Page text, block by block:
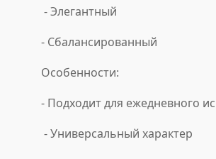
- Элегантный
- Сбалансированный
Особенности:
- Подходит для ежедневного
- Универсальный характер